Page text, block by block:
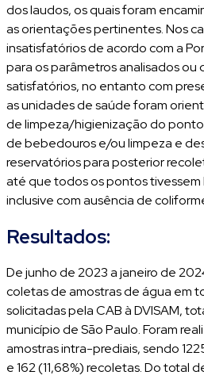
dos laudos, os quais foram
as orientações pertinentes. Nos
insatisfatórios de acordo com a
para os parâmetros analisados ou
satisfatórios, no entanto com
as unidades de saúde foram
de limpeza/higienização do
de bebedouros e/ou limpeza e
reservatórios para posterior
até que todos os pontos
inclusive com ausência de
Resultados:
De junho de 2023 a janeiro de
coletas de amostras de água em
solicitadas pela CAB à DVISAM,
município de São Paulo. Foram
amostras intra-prediais, sendo
e 162 (11,68%) recoletas. Do total